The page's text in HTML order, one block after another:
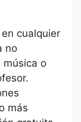
cualquier
no
música o
más